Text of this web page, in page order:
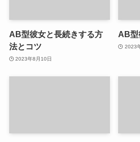
AB型彼女と長続きする方
法とコツ
2023年8月10日
AB型
2023